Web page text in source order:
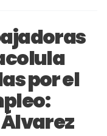
por el